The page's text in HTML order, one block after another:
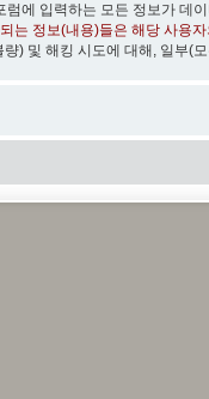
럼에 입력하는 모든 정보가 데
는 정보(내용)들은 해당 사용
) 및 해킹 시도에 대해, 일부(